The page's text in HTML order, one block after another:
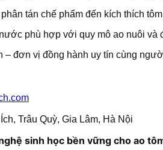
tán chế phẩm đến kích thích
phù hợp với quy mô ao nuôi và
– đơn vị đồng hành uy tín cùng
Trâu Quỳ, Gia Lâm, Hà Nội
sinh học bền vững cho ao